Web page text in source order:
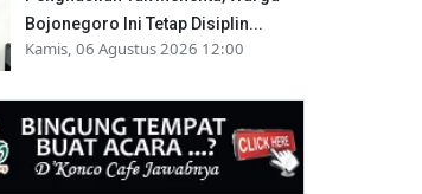
Bojonegoro Ini Tetap Disiplin...
Kamis, 06 Agustus 2026 12:00